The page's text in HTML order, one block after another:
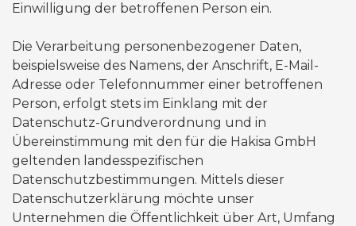
Einwilligung der betroffenen Person ein.
Die Verarbeitung personenbezogener Daten,
beispielsweise des Namens, der Anschrift, E-Mail-
Adresse oder Telefonnummer einer betroffenen
Person, erfolgt stets im Einklang mit der
Datenschutz-Grundverordnung und in
Übereinstimmung mit den für die Hakisa GmbH
geltenden landesspezifischen
Datenschutzbestimmungen. Mittels dieser
Datenschutzerklärung möchte unser
Unternehmen die Öffentlichkeit über Art, Umfang